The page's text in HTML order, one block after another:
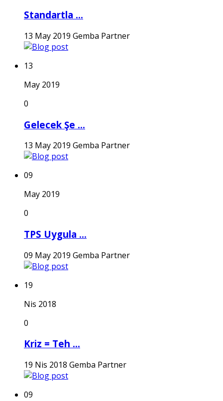
Standartla ...
13 May 2019 Gemba Partner
13
May 2019
0
Gelecek Şe ...
13 May 2019 Gemba Partner
09
May 2019
0
TPS Uygula ...
09 May 2019 Gemba Partner
19
Nis 2018
0
Kriz = Teh ...
19 Nis 2018 Gemba Partner
09